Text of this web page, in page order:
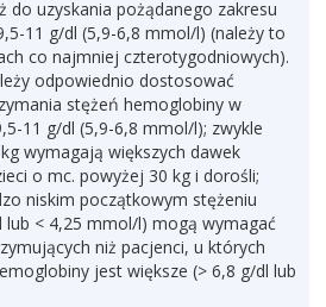
do uzyskania pożądanego zakresu
11 g/dl (5,9-6,8 mmol/l) (należy to
co najmniej czterotygodniowych).
odpowiednio dostosować
stężeń hemoglobiny w
11 g/dl (5,9-6,8 mmol/l); zwykle
wymagają większych dawek
o mc. powyżej 30 kg i dorośli;
niskim początkowym stężeniu
lub < 4,25 mmol/l) mogą wymagać
niż pacjenci, u których
jest większe (> 6,8 g/dl lub